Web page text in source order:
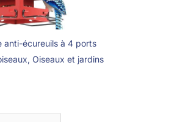
anti-écureuils à 4 ports
, Oiseaux et jardins